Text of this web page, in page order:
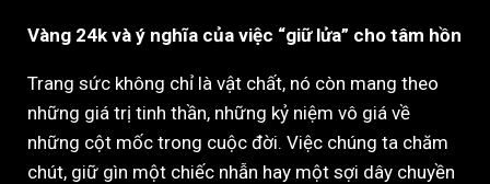
Vàng 24k và ý nghĩa của việc “giữ lửa” cho tâm hồn
Trang sức không chỉ là vật chất, nó còn mang theo
những giá trị tinh thần, những kỷ niệm vô giá về
những cột mốc trong cuộc đời. Việc chúng ta chăm
chút, giữ gìn một chiếc nhẫn hay một sợi dây chuyền